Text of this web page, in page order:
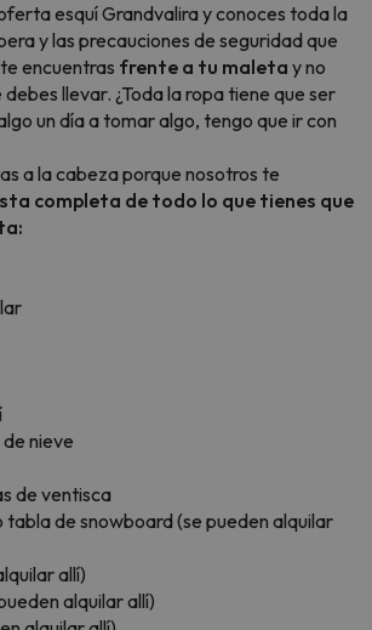
esquí Grandvalira y conoces toda la
y las precauciones de seguridad que
encuentras frente a tu maleta y no
llevar. ¿Toda la ropa tiene que ser
un día a tomar algo, tengo que ir con
a la cabeza porque nosotros te
completa de todo lo que tienes que
nieve
de ventisca
tabla de snowboard (se pueden alquilar
allí)
alquilar allí)